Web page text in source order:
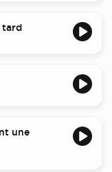
tard
une